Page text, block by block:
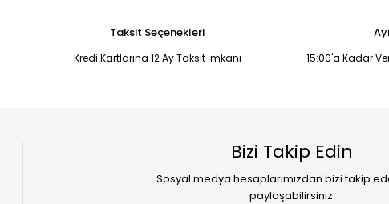
Taksit Seçenekleri
Kredi Kartlarına 12 Ay Taksit İmkanı 15:00'a Kadar
Bizi Takip Edin
Sosyal medya hesaplarımızdan bizi takip
paylaşabilirsiniz.